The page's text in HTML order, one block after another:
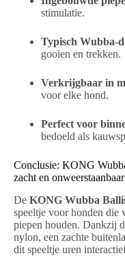
stimulatie.
Typisch Wubba-
gooien en trekken.
Verkrijgbaar in
voor elke hond.
Perfect voor
bedoeld als
Conclusie: KONG
zacht en onweerstaanbaar
De KONG Wubba
speeltje voor honden die
piepen houden. Dankzij
nylon, een zachte
dit speeltje uren